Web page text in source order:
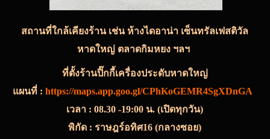
สถานที่ใกล้เคียงร้าน เช่น ห้างไดอาน่า เซ็นทรัลเฟสติวัล
หาดใหญ่ ตลาดกิมหยง ฯลฯ
ที่ตั้งร้านปิ๊กกี้เครื่องประดับหาดใหญ่
แผนที่ : https://maps.app.goo.gl/CPhKoGEMR4SgXDnGA
เวลา : 08.30 -19:00 น. (เปิดทุกวัน)
พิกัด : ราษฎร์อทิศ16 (กลางซอย)